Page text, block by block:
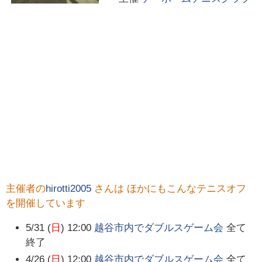
主催者のhirotti2005 さんは ほかにもこんなテニスオフ
を開催しています
5/31 ( 日) 12:00 越谷市内でダブルスゲーム会 全て
終了
4/26 ( 日) 12:00 越谷市内でダブルスゲーム会 全て